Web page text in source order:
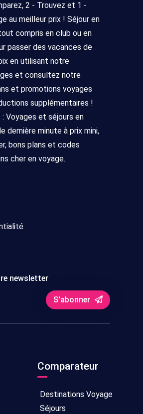
2 - Trouvez et 1 -
au meilleur prix ! Séjour en
compris en club ou en
passer des vacances de
en utilisant notre
et consultez notre
et promotions voyages
supplémentaires !
: Voyages et séjours en
dernière minute à prix mini,
bons plans et codes
cher en voyage.
newsletter
S'abonner
Comparateur
Destinations Voyage
Séjours